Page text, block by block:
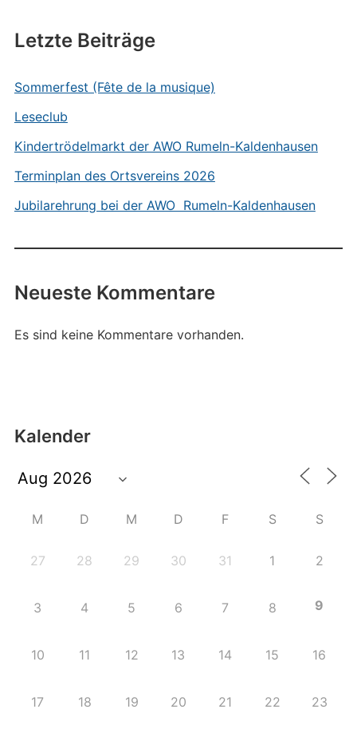
Letzte Beiträge
Sommerfest (Fête de la musique)
Leseclub
Kindertrödelmarkt der AWO Rumeln-Kaldenhausen
Terminplan des Ortsvereins 2026
Jubilarehrung bei der AWO Rumeln-Kaldenhausen
Neueste Kommentare
Es sind keine Kommentare vorhanden.
Kalender
M D M D F S S
27 28 29 30 31 1 2
3 4 5 6 7 8 9
10 11 12 13 14 15 16
17 18 19 20 21 22 23